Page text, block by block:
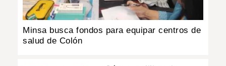
Minsa busca fondos para equipar centros de
salud de Colón